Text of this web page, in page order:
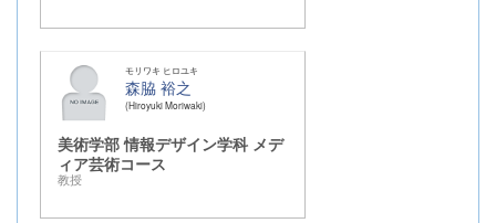
モリワキ ヒロユキ
森脇 裕之
Hiroyuki Moriwaki
美術学部 情報デザイン学科 メデ
ィア芸術コース
教授